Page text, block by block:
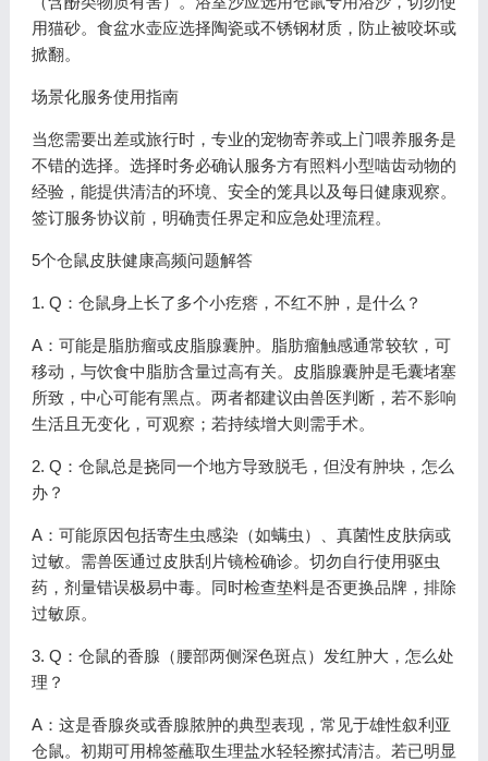
用猫砂。食盆水壶应选择陶瓷或不锈钢材质，防止被咬坏或
掀翻。
场景化服务使用指南
当您需要出差或旅行时，专业的宠物寄养或上门喂养服务是
不错的选择。选择时务必确认服务方有照料小型啮齿动物的
经验，能提供清洁的环境、安全的笼具以及每日健康观察。
签订服务协议前，明确责任界定和应急处理流程。
5个仓鼠皮肤健康高频问题解答
1. Q：仓鼠身上长了多个小疙瘩，不红不肿，是什么？
A：可能是脂肪瘤或皮脂腺囊肿。脂肪瘤触感通常较软，可
移动，与饮食中脂肪含量过高有关。皮脂腺囊肿是毛囊堵塞
所致，中心可能有黑点。两者都建议由兽医判断，若不影响
生活且无变化，可观察；若持续增大则需手术。
2. Q：仓鼠总是挠同一个地方导致脱毛，但没有肿块，怎么
办？
A：可能原因包括寄生虫感染（如螨虫）、真菌性皮肤病或
过敏。需兽医通过皮肤刮片镜检确诊。切勿自行使用驱虫
药，剂量错误极易中毒。同时检查垫料是否更换品牌，排除
过敏原。
3. Q：仓鼠的香腺（腰部两侧深色斑点）发红肿大，怎么处
理？
A：这是香腺炎或香腺脓肿的典型表现，常见于雄性叙利亚
仓鼠。初期可用棉签蘸取生理盐水轻轻擦拭清洁。若已明显